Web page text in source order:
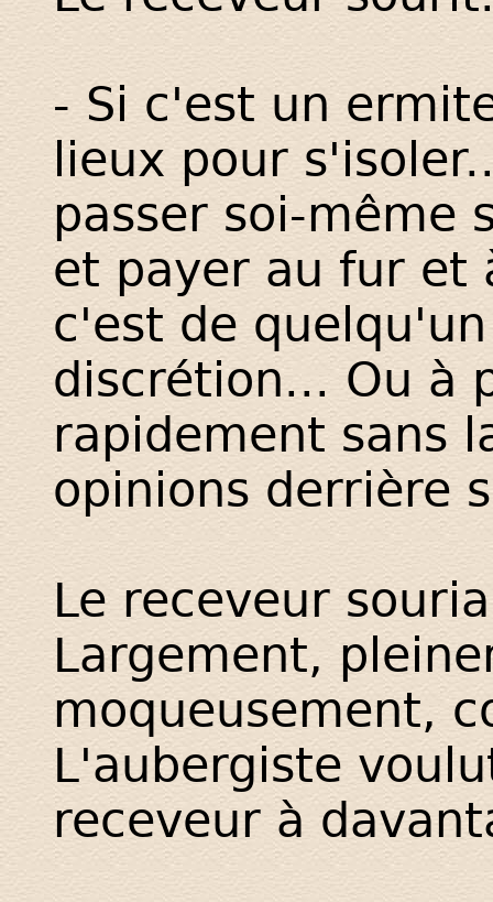
- Si c'est un
lieux pour
passer soi-même
et payer au fur et
c'est de
discrétion... Ou à
rapidement sans
opinions derrière
Le receveur
Largement,
moqueusement,
L'aubergiste
receveur à